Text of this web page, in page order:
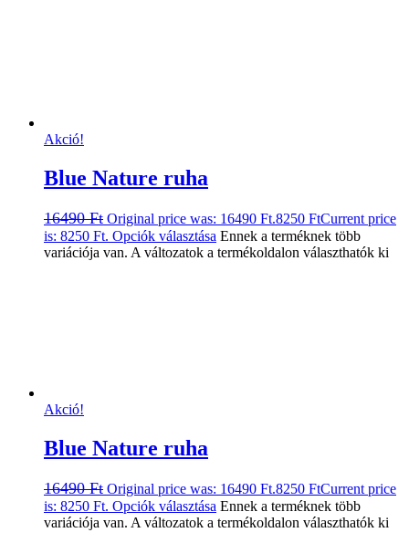
Akció!
Blue Nature ruha
16490Ft Original price was: 16490 Ft.8250 FtCurrent price
is: 8250 Ft. Opciók választása Ennek a terméknek több
variációja van. A változatok a termékoldalon választhatók ki
Akció!
Blue Nature ruha
16490Ft Original price was: 16490 Ft.8250 FtCurrent price
is: 8250 Ft. Opciók választása Ennek a terméknek több
variációja van. A változatok a termékoldalon választhatók ki